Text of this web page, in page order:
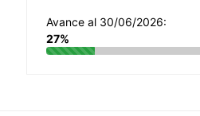
Avance al 30/06/2026:
27%